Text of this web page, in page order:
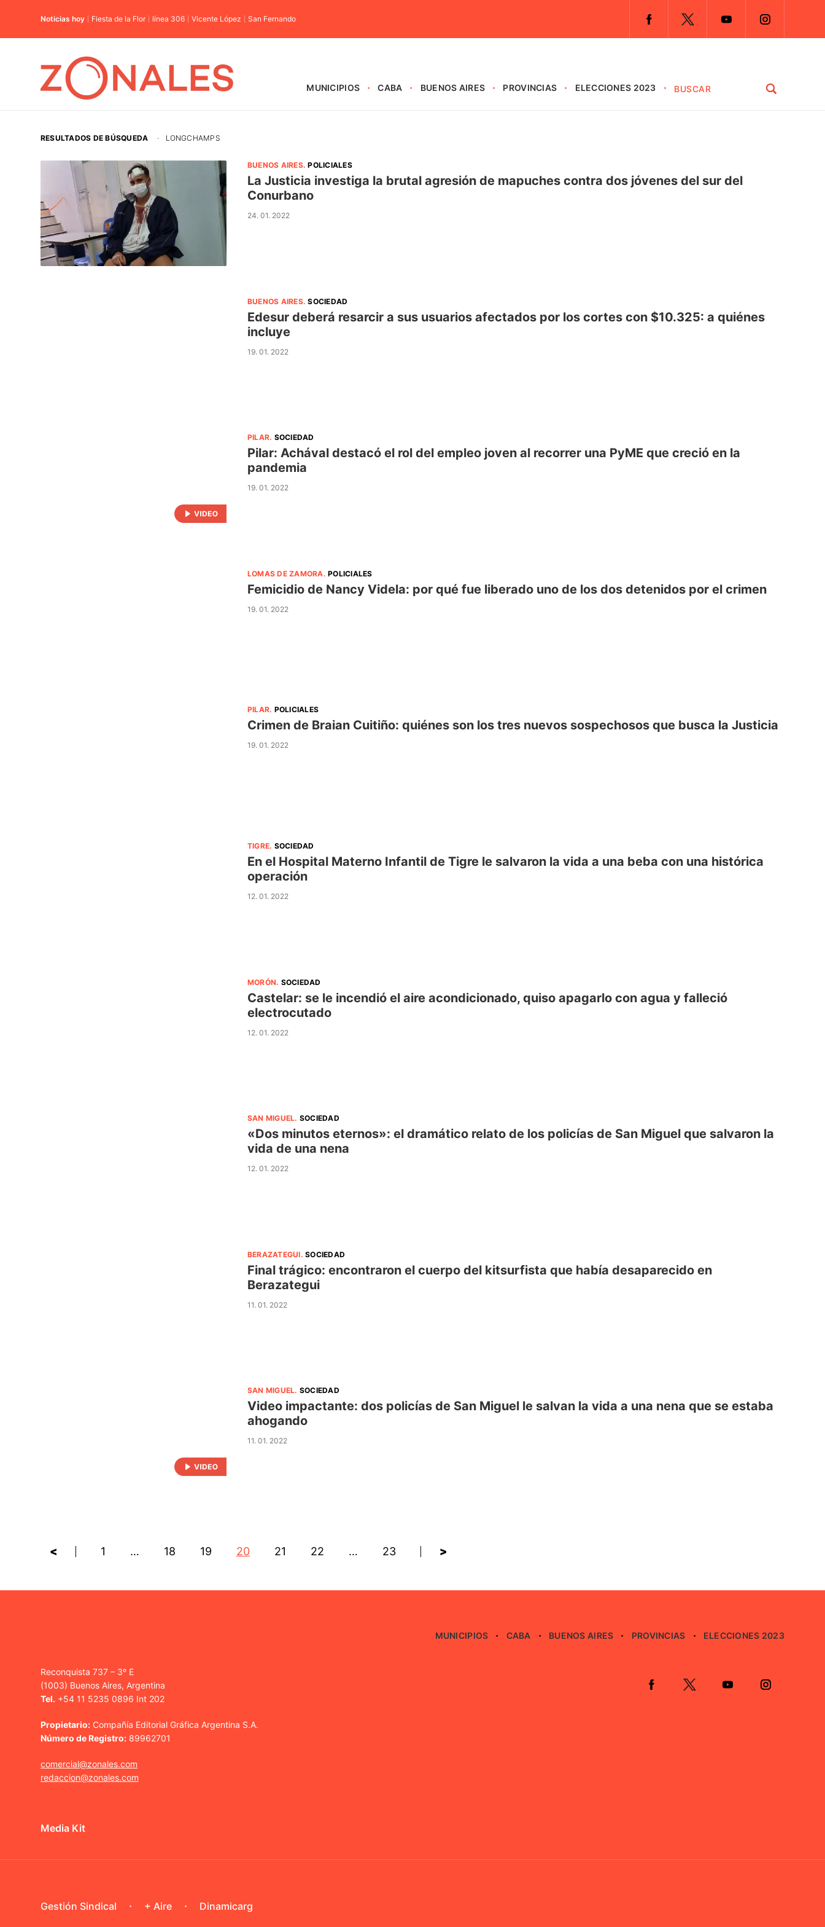
Noticias hoy Fiesta de la Flor línea 306 Vicente López San Fernando
MUNICIPIOS CABA BUENOS AIRES PROVINCIAS ELECCIONES 2023
RESULTADOS DE BÚSQUEDA · LONGCHAMPS
BUENOS AIRES.POLICIALES
La Justicia investiga la brutal agresión de mapuches contra dos jóvenes del sur del
Conurbano
24. 01. 2022
BUENOS AIRES.SOCIEDAD
Edesur deberá resarcir a sus usuarios afectados por los cortes con $10.325: a quiénes
incluye
19. 01. 2022
PILAR. SOCIEDAD
Pilar: Achával destacó el rol del empleo joven al recorrer una PyME que creció en la
pandemia
19. 01. 2022
LOMAS DE ZAMORA.POLICIALES
Femicidio de Nancy Videla: por qué fue liberado uno de los dos detenidos por el crimen
19. 01. 2022
PILAR. POLICIALES
Crimen de Braian Cuitiño: quiénes son los tres nuevos sospechosos que busca la Justicia
19. 01. 2022
TIGRE. SOCIEDAD
En el Hospital Materno Infantil de Tigre le salvaron la vida a una beba con una histórica
operación
12. 01. 2022
MORÓN. SOCIEDAD
Castelar: se le incendió el aire acondicionado, quiso apagarlo con agua y falleció
electrocutado
12. 01. 2022
SAN MIGUEL. SOCIEDAD
«Dos minutos eternos»: el dramático relato de los policías de San Miguel que salvaron la
vida de una nena
12. 01. 2022
BERAZATEGUI.SOCIEDAD
Final trágico: encontraron el cuerpo del kitsurfista que había desaparecido en
Berazategui
11. 01. 2022
SAN MIGUEL. SOCIEDAD
Video impactante: dos policías de San Miguel le salvan la vida a una nena que se estaba
ahogando
11. 01. 2022
< 1 … 18 19 20 21 22 … 23 >
MUNICIPIOS CABA BUENOS AIRES PROVINCIAS ELECCIONES 2023
Reconquista 737 – 3º E
(1003) Buenos Aires, Argentina
Tel. +54 11 5235 0896 Int 202
Propietario: Compañía Editorial Gráfica Argentina S.A.
Número de Registro: 89962701
comercial@zonales.com
redaccion@zonales.com
Media Kit
Gestión Sindical + Aire Dinamicarg